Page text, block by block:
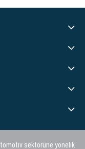
sektörüne yönelik